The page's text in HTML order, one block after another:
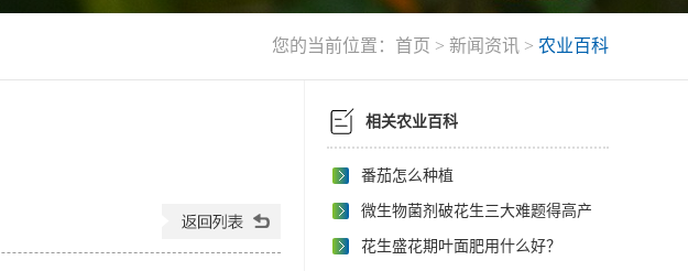
您的当前位置： 首页 > 新闻资讯 > 农业百科
相关农业百科
番茄怎么种植
微生物菌剂破花生三大难题得高产
花生盛花期叶面肥用什么好？